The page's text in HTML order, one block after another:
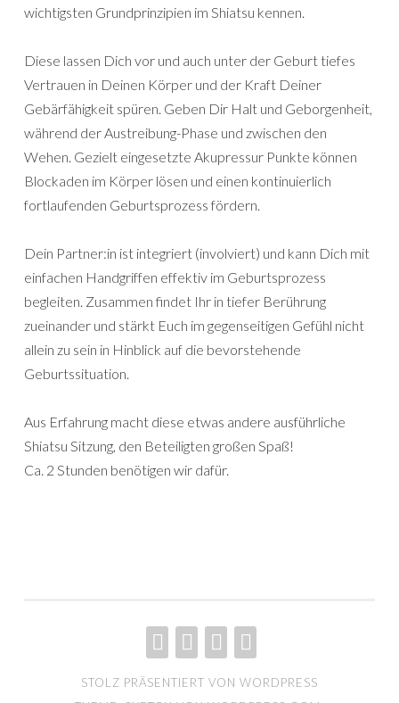
wichtigsten Grundprinzipien im Shiatsu kennen.
Diese lassen Dich vor und auch unter der Geburt tiefes
Vertrauen in Deinen Körper und der Kraft Deiner
Gebärfähigkeit spüren. Geben Dir Halt und Geborgenheit,
während der Austreibung-Phase und zwischen den
Wehen. Gezielt eingesetzte Akupressur Punkte können
Blockaden im Körper lösen und einen kontinuierlich
fortlaufenden Geburtsprozess fördern.
Dein Partner:in ist integriert (involviert) und kann Dich mit
einfachen Handgriffen effektiv im Geburtsprozess
begleiten. Zusammen findet Ihr in tiefer Berührung
zueinander und stärkt Euch im gegenseitigen Gefühl nicht
allein zu sein in Hinblick auf die bevorstehende
Geburtssituation.
Aus Erfahrung macht diese etwas andere ausführliche
Shiatsu Sitzung, den Beteiligten großen Spaß!
Ca. 2 Stunden benötigen wir dafür.
STOLZ PRÄSENTIERT VON WORDPRESS